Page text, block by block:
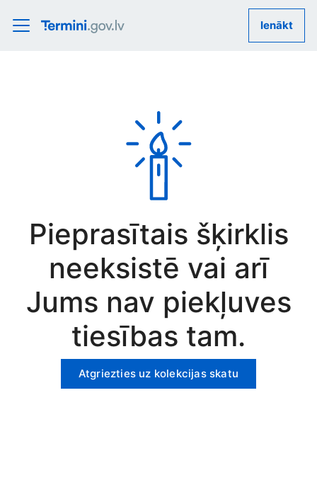
Ienākt
Pieprasītais šķirklis
neeksistē vai arī
Jums nav piekļuves
tiesības tam.
Atgriezties uz kolekcijas skatu